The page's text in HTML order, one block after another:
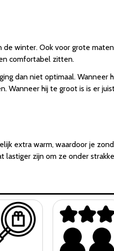
de winter. Ook voor grote
comfortabel zitten.
dan niet optimaal. Wanneer
Wanneer hij te groot is is er
extra warm, waardoor je
zijn om ze onder